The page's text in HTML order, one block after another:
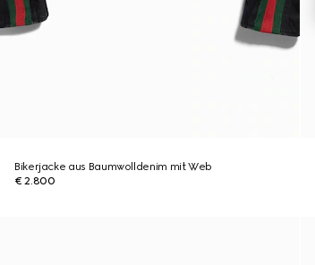
Bikerjacke aus Baumwolldenim mit Web
€ 2.800